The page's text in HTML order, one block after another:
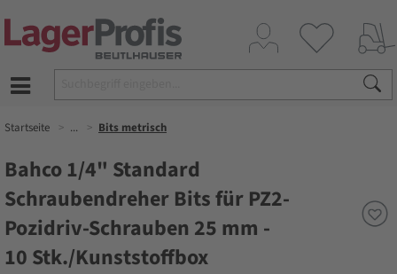
Startseite ... Bits metrisch
Bahco 1/4" Standard
Schraubendreher Bits für PZ2-
Pozidriv-Schrauben 25 mm -
10 Stk./Kunststoffbox